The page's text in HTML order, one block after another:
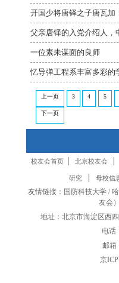
开国少将唐铎之子唐瓦加
父亲唐铎的入党介绍人，
一位素未谋面的良师
忆导弹工程系丰富多彩的
上一页 3 4 5
下一页
校友会首页 | 北京校友会 |
研究 | 母校信
友情链接： 国防科技大学 /
友会
地址：北京市海淀区西
电话
邮箱
京